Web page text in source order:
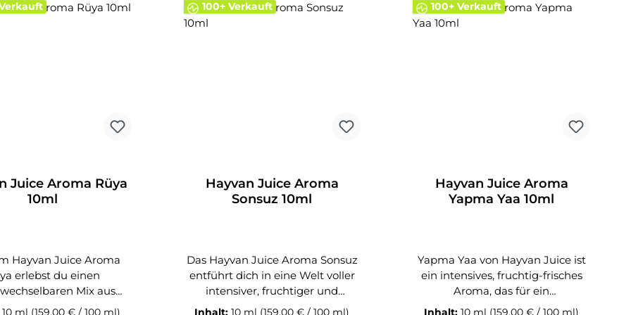
der zu jeder
Fruchtaromen bevorzugen. Das
Aroma wird als Longfill geliefert
60-ml-Flasche, wird Para Yok
einfach mit Base und optional
Juice Aroma Rüya
10ml
Hayvan Juice Aroma
erlebst du einen
Mix aus
Noten und einer sanft-
10 ml (159,00 € / 100 ml)
100+ Verkauft
Hayvan Juice Aroma
Sonsuz 10ml
Das Hayvan Juice Aroma Sonsuz
entführt dich in eine Welt voller
intensiver, fruchtiger und
cremiger Aromen. Der Name
Inhalt:10 ml (159,00 € / 100 ml)
100+ Verkauft
Hayvan Juice Aroma
Yapma Yaa 10ml
Yapma Yaa von Hayvan Juice ist
ein intensives, fruchtig-frisches
Aroma, das für ein
außergewöhnlich rundes und
Inhalt:10 ml (159,00 € / 100 ml)